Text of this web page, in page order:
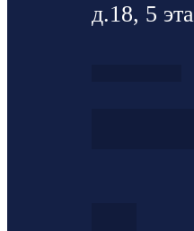
д.18, 5